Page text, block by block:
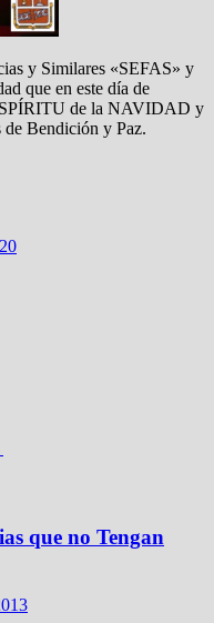
y Similares «SEFAS» y
que en este día de
de la NAVIDAD y
de Bendición y Paz.
que no Tengan